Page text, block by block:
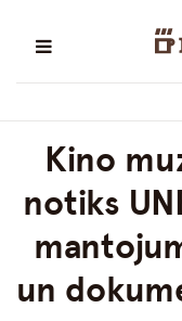
Kino
notiks
un